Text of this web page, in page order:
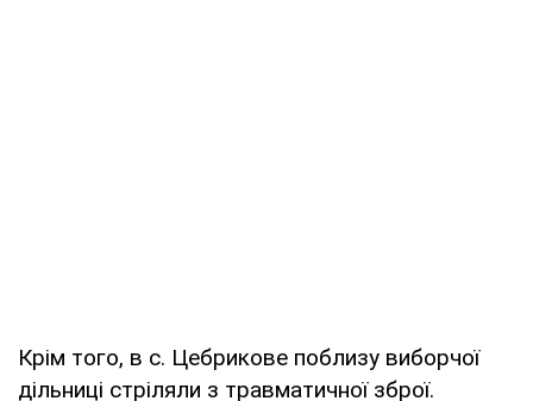
Крім того, в с. Цебрикове поблизу виборчої
дільниці стріляли з травматичної зброї.